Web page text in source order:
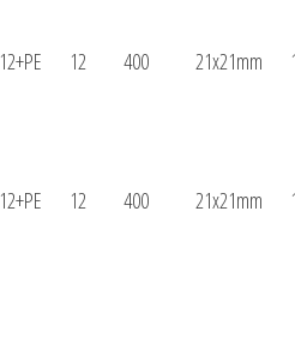
12+PE 12 400 21x21mm
12+PE 12 400 21x21mm